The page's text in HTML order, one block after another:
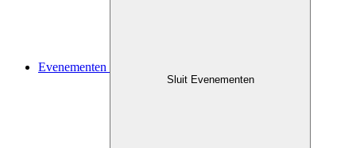
Evenementen
Sluit Evenementen